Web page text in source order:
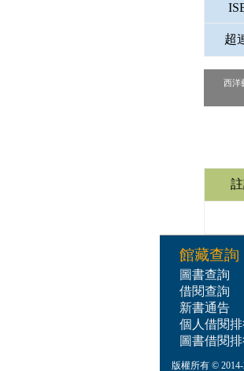
超
西洋
館藏查詢
圖書查詢
借閱查詢
新書通告
個人借閱
圖書借閱
版權所有 ©